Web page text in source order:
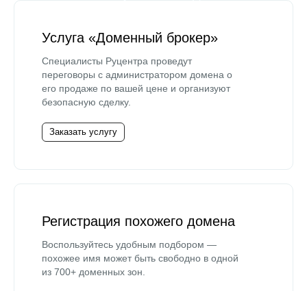
Услуга «Доменный брокер»
Специалисты Руцентра проведут
переговоры с администратором домена о
его продаже по вашей цене и организуют
безопасную сделку.
Заказать услугу
Регистрация похожего домена
Воспользуйтесь удобным подбором —
похожее имя может быть свободно в одной
из 700+ доменных зон.